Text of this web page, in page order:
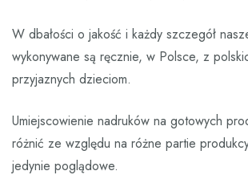
W dbałości o jakość i każdy szczegół
wykonywane są ręcznie, w Polsce, z
przyjaznych dzieciom.
Umiejscowienie nadruków na gotowych
różnić ze względu na różne partie
jedynie poglądowe.